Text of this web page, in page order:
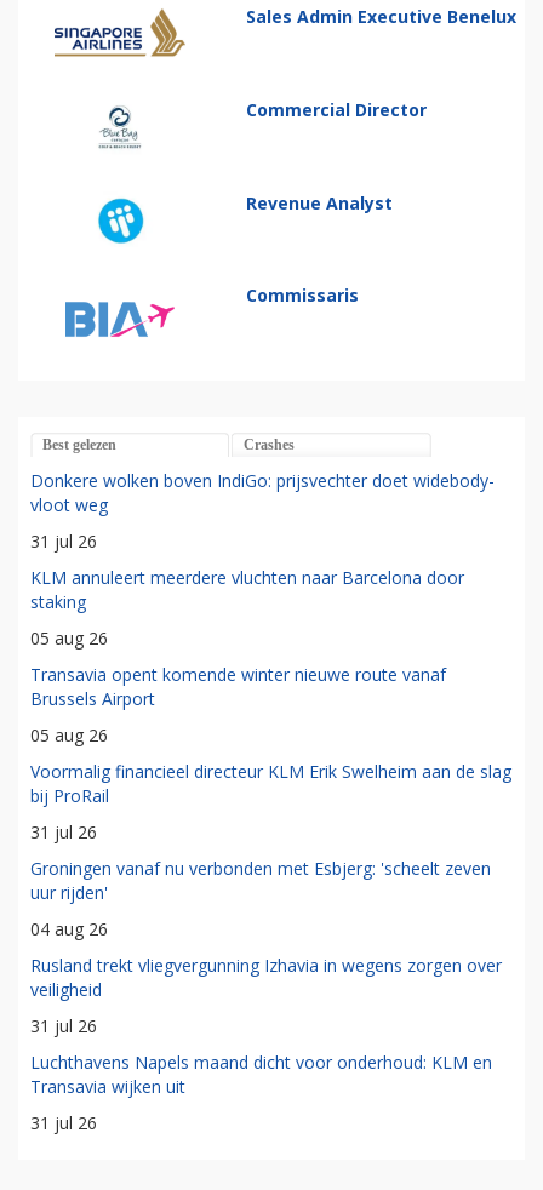
Sales Admin Executive Benelux
Commercial Director
Revenue Analyst
Commissaris
Best gelezen Crashes
Donkere wolken boven IndiGo: prijsvechter doet widebody-
vloot weg
31 jul 26
KLM annuleert meerdere vluchten naar Barcelona door
staking
05 aug 26
Transavia opent komende winter nieuwe route vanaf
Brussels Airport
05 aug 26
Voormalig financieel directeur KLM Erik Swelheim aan de slag
bij ProRail
31 jul 26
Groningen vanaf nu verbonden met Esbjerg: 'scheelt zeven
uur rijden'
04 aug 26
Rusland trekt vliegvergunning Izhavia in wegens zorgen over
veiligheid
31 jul 26
Luchthavens Napels maand dicht voor onderhoud: KLM en
Transavia wijken uit
31 jul 26